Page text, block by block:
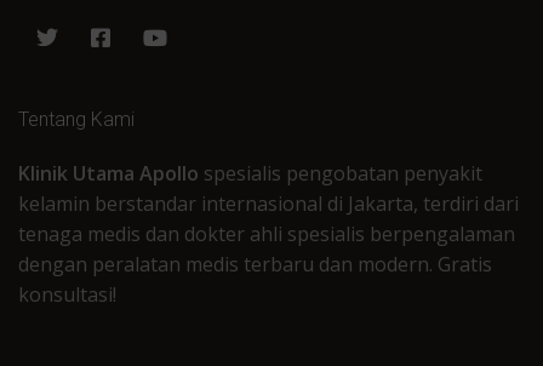
Tentang Kami
Klinik Utama Apollo spesialis pengobatan penyakit
kelamin berstandar internasional di Jakarta, terdiri dari
tenaga medis dan dokter ahli spesialis berpengalaman
dengan peralatan medis terbaru dan modern. Gratis
konsultasi!